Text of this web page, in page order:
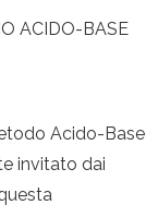
ACIDO-BASE
Acido-Base
invitato dai